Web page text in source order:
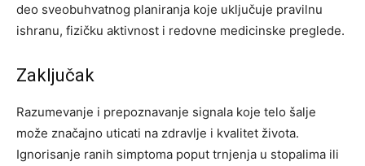
deo sveobuhvatnog planiranja koje uključuje pravilnu
ishranu, fizičku aktivnost i redovne medicinske preglede.
Zaključak
Razumevanje i prepoznavanje signala koje telo šalje
može značajno uticati na zdravlje i kvalitet života.
Ignorisanje ranih simptoma poput trnjenja u stopalima ili